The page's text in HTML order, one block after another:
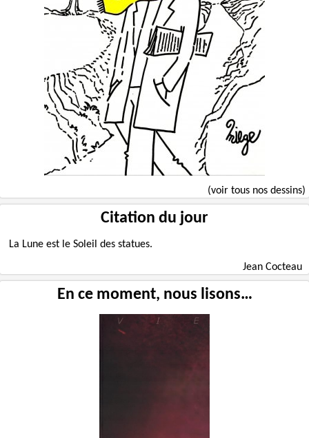
(voir tous nos dessins)
Citation du jour
La Lune est le Soleil des statues.
Jean Cocteau
En ce moment, nous lisons…